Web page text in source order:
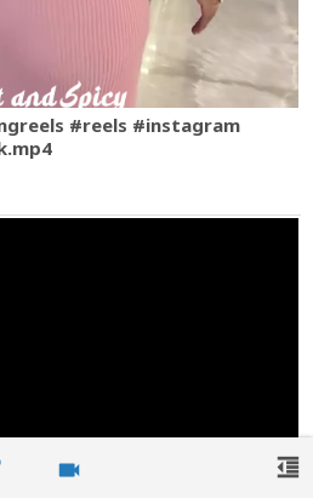
videocam
#reels #instagram
format_indent_decrease